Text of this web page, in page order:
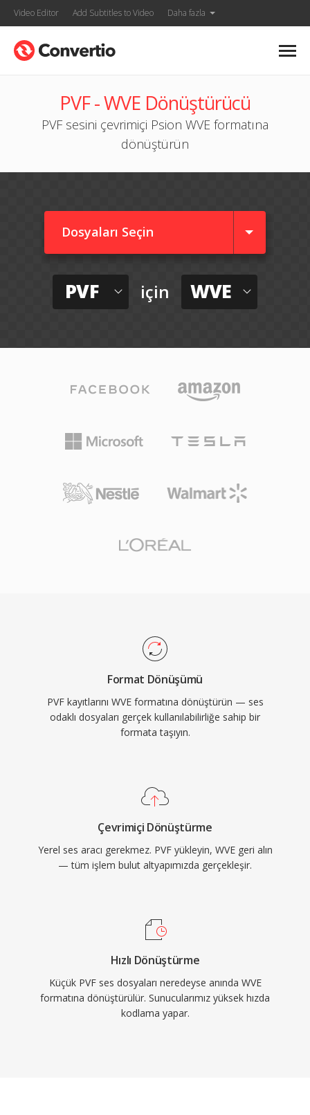
Video Editor Add Subtitles to Video Daha fazla
PVF - WVE Dönüştürücü
PVF sesini çevrimiçi Psion WVE formatına
dönüştürün
Dosyaları Seçin
PVF için WVE
Format Dönüşümü
PVF kayıtlarını WVE formatına dönüştürün — ses
odaklı dosyaları gerçek kullanılabilirliğe sahip bir
formata taşıyın.
Çevrimiçi Dönüştürme
Yerel ses aracı gerekmez. PVF yükleyin, WVE geri alın
— tüm işlem bulut altyapımızda gerçekleşir.
Hızlı Dönüştürme
Küçük PVF ses dosyaları neredeyse anında WVE
formatına dönüştürülür. Sunucularımız yüksek hızda
kodlama yapar.